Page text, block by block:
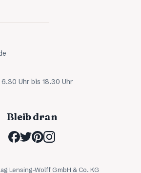
Uhr bis 18.30 Uhr
Bleib dran
Lensing-Wolff GmbH & Co. KG